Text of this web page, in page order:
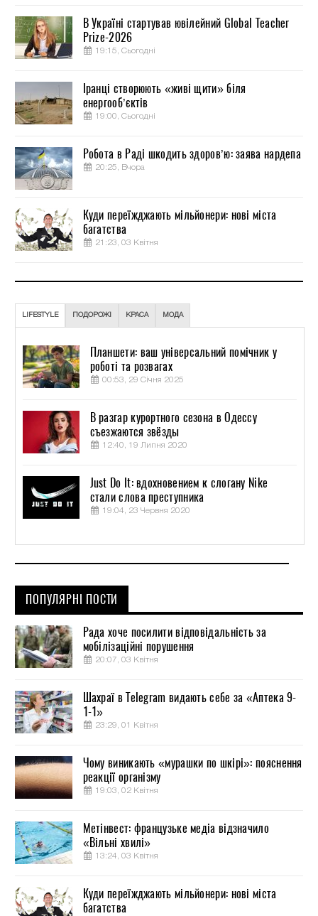
В Україні стартував ювілейний Global Teacher
Prize-2026
19:15, Сьогодні
Іранці створюють «живі щити» біля
енергооб’єктів
19:00, Сьогодні
Робота в Раді шкодить здоров’ю: заява нардепа
20:25, Вчора
Куди переїжджають мільйонери: нові міста
багатства
21:23, 03 Квітня
LIFESTYLE ПОДОРОЖІ КРАСА МОДА
Планшети: ваш універсальний помічник у
роботі та розвагах
00:53, 29 Січня 2025
В разгар курортного сезона в Одессу
съезжаются звёзды
12:40, 19 Липня 2020
Just Do It: вдохновением к слогану Nike
стали слова преступника
19:04, 23 Червня 2020
ПОПУЛЯРНІ ПОСТИ
Рада хоче посилити відповідальність за
мобілізаційні порушення
20:07, 03 Квітня
Шахраї в Telegram видають себе за «Аптека 9-
1-1»
23:29, 01 Квітня
Чому виникають «мурашки по шкірі»: пояснення
реакції організму
19:03, 02 Квітня
Метінвест: французьке медіа відзначило
«Вільні хвилі»
13:24, 03 Квітня
Куди переїжджають мільйонери: нові міста
багатства